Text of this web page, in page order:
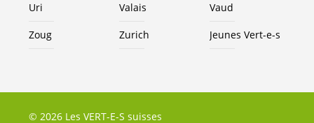
Uri Valais Vaud
Zoug Zurich Jeunes Vert-e-s
© 2026 Les VERT-E-S suisses